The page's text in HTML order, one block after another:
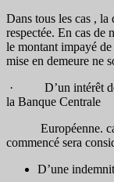
Dans tous les cas , la
respectée. En cas de
le montant impayé
mise en demeure ne
· D’un intérêt de
la Banque Centrale
Européenne.
commencé sera
D’une